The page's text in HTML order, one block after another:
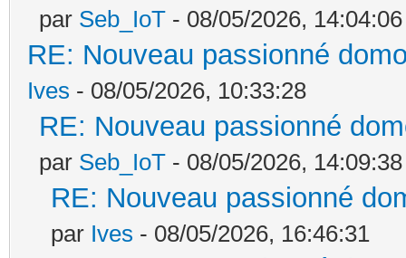
par Seb_IoT - 08/05/2026, 14:04:06
RE: Nouveau passionné
Ives - 08/05/2026, 10:33:28
RE: Nouveau passionné
par Seb_IoT - 08/05/2026, 14:09:38
RE: Nouveau passionné
par Ives - 08/05/2026, 16:46:31